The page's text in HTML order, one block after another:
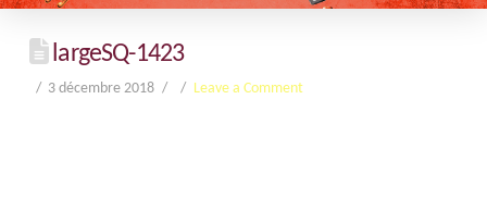
largeSQ-1423
3 décembre 2018 Leave a Comment